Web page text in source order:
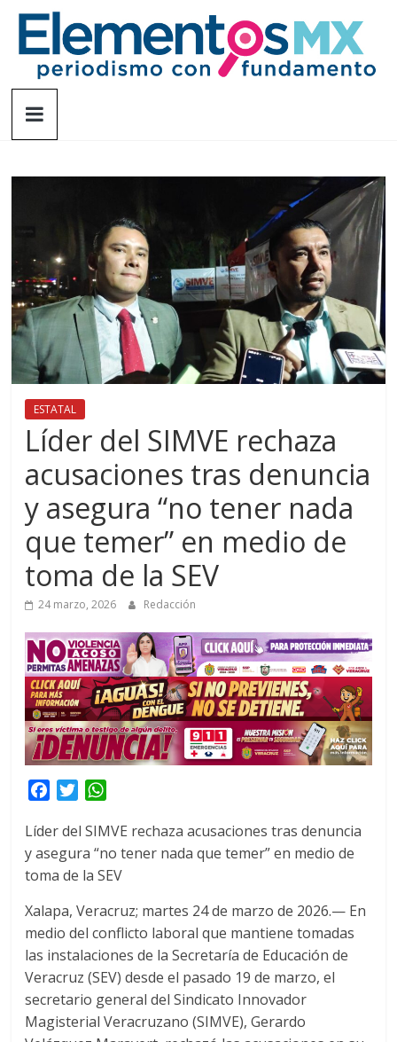
Saltar
contenido
Elementosmx
ESTATAL
Líder del SIMVE rechaza
acusaciones tras denuncia
y asegura “no tener nada
que temer” en medio de
toma de la SEV
24 marzo, 2026 Redacción
c
e
b
o
k
T
i
t
t
r
a
t
s
p
p
Líder del SIMVE rechaza acusaciones tras denuncia
y asegura “no tener nada que temer” en medio de
toma de la SEV
Xalapa, Veracruz; martes 24 de marzo de 2026.— En
medio del conflicto laboral que mantiene tomadas
las instalaciones de la Secretaría de Educación de
Veracruz (SEV) desde el pasado 19 de marzo, el
secretario general del Sindicato Innovador
Magisterial Veracruzano (SIMVE), Gerardo